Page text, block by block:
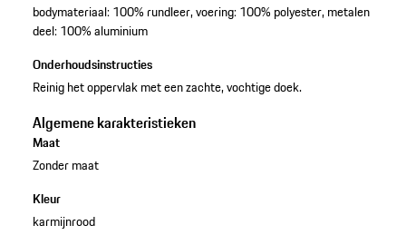
bodymateriaal: 100% rundleer, voering: 100% polyester, metalen
deel: 100% aluminium
Onderhoudsinstructies
Reinig het oppervlak met een zachte, vochtige doek.
Algemene karakteristieken
Maat
Zonder maat
Kleur
karmijnrood